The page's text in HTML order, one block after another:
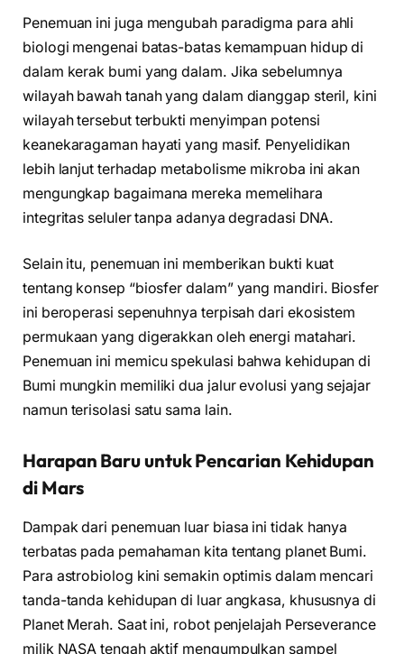
Penemuan ini juga mengubah paradigma para ahli
biologi mengenai batas-batas kemampuan hidup di
dalam kerak bumi yang dalam. Jika sebelumnya
wilayah bawah tanah yang dalam dianggap steril, kini
wilayah tersebut terbukti menyimpan potensi
keanekaragaman hayati yang masif. Penyelidikan
lebih lanjut terhadap metabolisme mikroba ini akan
mengungkap bagaimana mereka memelihara
integritas seluler tanpa adanya degradasi DNA.
Selain itu, penemuan ini memberikan bukti kuat
tentang konsep “biosfer dalam” yang mandiri. Biosfer
ini beroperasi sepenuhnya terpisah dari ekosistem
permukaan yang digerakkan oleh energi matahari.
Penemuan ini memicu spekulasi bahwa kehidupan di
Bumi mungkin memiliki dua jalur evolusi yang sejajar
namun terisolasi satu sama lain.
Harapan Baru untuk Pencarian Kehidupan
di Mars
Dampak dari penemuan luar biasa ini tidak hanya
terbatas pada pemahaman kita tentang planet Bumi.
Para astrobiolog kini semakin optimis dalam mencari
tanda-tanda kehidupan di luar angkasa, khususnya di
Planet Merah. Saat ini, robot penjelajah Perseverance
milik NASA tengah aktif mengumpulkan sampel